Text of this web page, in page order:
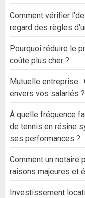
Comment vérifier
regard des règles
Pourquoi réduire le
coûte plus cher ?
Mutuelle entreprise
envers vos salariés ?
À quelle fréquence
de tennis en résine
ses performances ?
Comment un notaire
raisons majeures et
Investissement